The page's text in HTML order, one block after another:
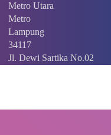
Metro Utara
Metro
Lampung
34117
Jl. Dewi Sartika No.02